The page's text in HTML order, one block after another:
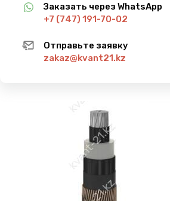
Заказать через WhatsApp
+7 (747) 191-70-02
Отправьте заявку
zakaz@kvant21.kz